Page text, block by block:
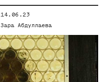
14.06.23
Зара Абдуллаева